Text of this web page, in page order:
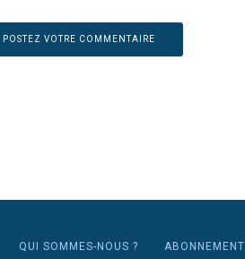
QUI SOMMES-NOUS ? ABONNEMENT